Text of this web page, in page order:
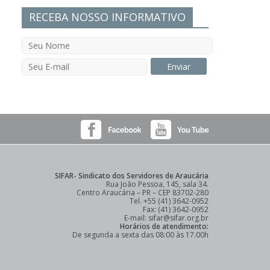
RECEBA NOSSO INFORMATIVO
SIFAR- Sindicato dos Servidores de Araucária
Rua João Pessoa, 145, sala 34.
Centro Araucária – PR – CEP 83702-280
Tel. +55 (41) 3642-0952
Fax: (41) 3642-0952
E-mail: sifar@sifar.org.br
Horários de atendimento:
De segunda a sexta das 08:00 às 17:00h